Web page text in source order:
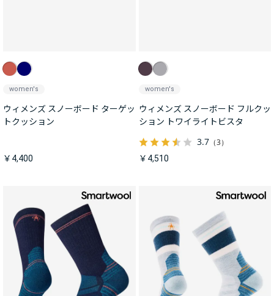
women's
ウィメンズ スノーボード ターゲッ
トクッション
￥4,400
women's
ウィメンズ スノーボード フルクッ
ション トワイライトビスタ
3.7（3）
￥4,510